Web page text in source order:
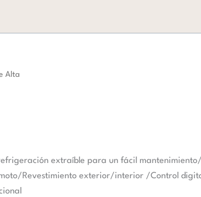
Alta
extraíble para un fácil
Revestimiento exterior/interior /Control